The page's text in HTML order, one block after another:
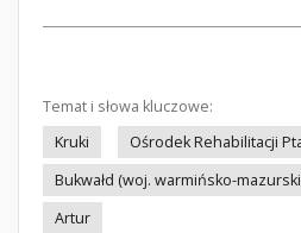
Temat i słowa kluczowe:
Kruki
Ośrodek Rehabilitacji
Bukwałd (woj. warmińsko-
Artur